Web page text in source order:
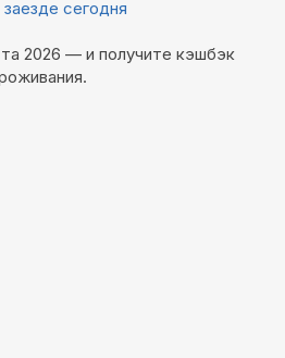
сегодня
2026 — и получите кэшбэк